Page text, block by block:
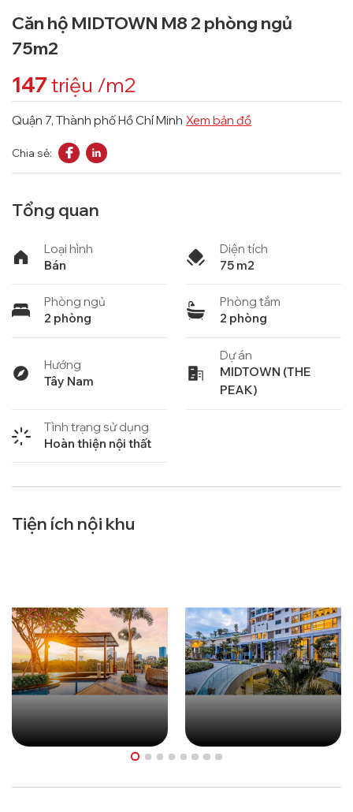
Căn hộ MIDTOWN M8 2 phòng ngủ
75m2
147triệu /m2
Quận 7, Thành phố Hồ Chí Minh Xem bản đồ
Chia sẻ:
Tổng quan
Loại hình
Bán
Diện tích
75 m2
Phòng ngủ
2 phòng
Phòng tắm
2 phòng
Hướng
Tây Nam
Dự án
MIDTOWN (THE
PEAK)
Tình trạng sử dụng
Hoàn thiện nội thất
Tiện ích nội khu